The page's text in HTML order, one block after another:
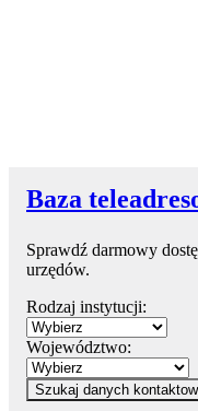
Baza
Sprawdź darmowy
urzędów.
Rodzaj instytucji:
Województwo:
Szukaj danych